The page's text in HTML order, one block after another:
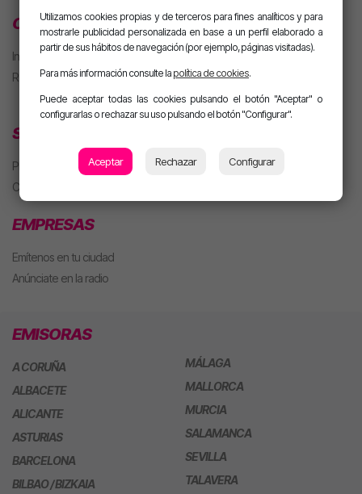
CLUB MOTIVA
Iniciar sesión
Regístrate
SECCIONES
Playlist
Concursos
EMPRESAS
Emítenos en tu ciudad
Anúnciate en la radio
EMISORAS
A CORUÑA
ALBACETE
ALICANTE
ASTURIAS
BARCELONA
BILBAO / BIZKAIA
MÁLAGA
MALLORCA
MURCIA
SALAMANCA
SEVILLA
TALAVERA
Utilizamos cookies propias y de terceros para fines analíticos y para
mostrarle publicidad personalizada en base a un perfil elaborado a
partir de sus hábitos de navegación (por ejemplo, páginas visitadas).
Para más información consulte la política de cookies.
Puede aceptar todas las cookies pulsando el botón "Aceptar" o
configurarlas o rechazar su uso pulsando el botón "Configurar".
Aceptar Rechazar Configurar